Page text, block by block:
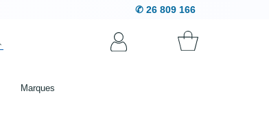
✆ 26 809 166
Marques